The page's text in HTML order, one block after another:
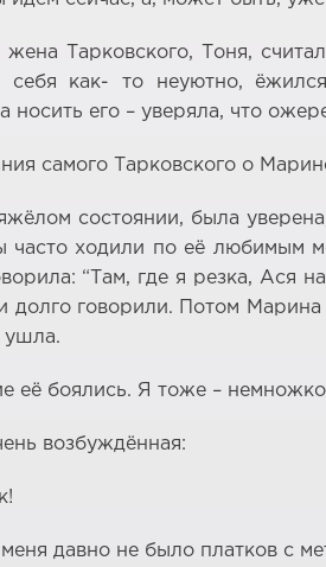
Тарковского, Тоня,
себя как- то неуютно,
носить его – уверяла, что
самого Тарковского о
состоянии, была
ходили по её любимым
“Там, где я резка,
говорили. Потом Марина
ушла.
её боялись. Я тоже –
возбуждённая:
давно не было платков с